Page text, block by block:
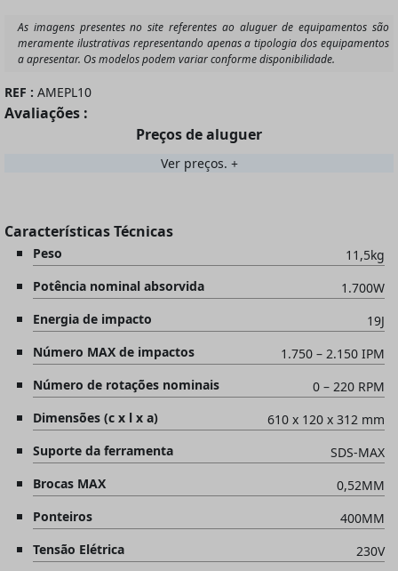
REF : AMEPL10
Avaliações :
Preços de aluguer
Ver preços.
Características Técnicas
Peso
11,5kg
Potência nominal absorvida
1.700W
Energia de impacto
19J
Número MAX de impactos
1.750 – 2.150 IPM
Número de rotações nominais
0 – 220 RPM
Dimensões (c x l x a)
610 x 120 x 312 mm
Suporte da ferramenta
SDS-MAX
Brocas MAX
0,52MM
Ponteiros
400MM
Tensão Elétrica
230V